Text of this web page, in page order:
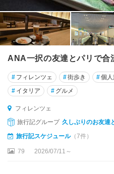
ナ
★
ボ
ロ
ニ
ャ
★
ポ
ペ
イ
ANA一択の友達とパリで合
# フィレンツェ #街歩き #個
# イタリア # グルメ
フィレンツェ
旅行記グループ 久しぶりのお友達
旅行記スケジュール（7件）
79 2026/07/11～